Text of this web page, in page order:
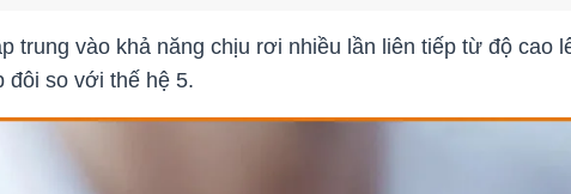
trung vào khả năng chịu rơi nhiều lần liên tiếp từ độ cao
đôi so với thế hệ 5.